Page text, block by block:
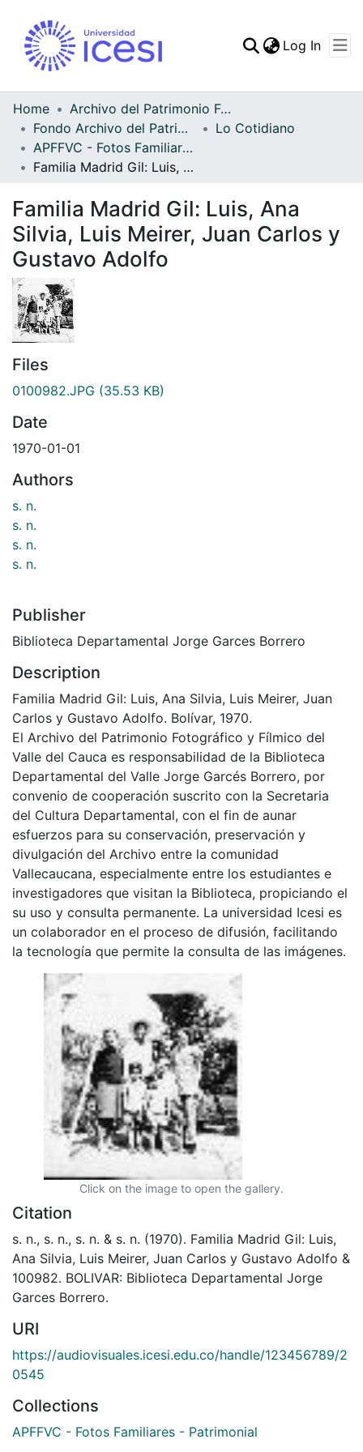
Statistics
Log In
Home
Archivo del Patrimonio Fotográfico y Fílmico del Valle del Cauca
Fondo Archivo del Patrimonio Fotográfico y Fílmico del Valle del Cauca
Lo Cotidiano
APFFVC - Fotos Familiares - Patrimonial
Familia Madrid Gil: Luis, Ana Silvia, Luis Meirer, Juan Carlos y Gustavo Adolfo
Familia Madrid Gil: Luis, Ana
Silvia, Luis Meirer, Juan Carlos y
Gustavo Adolfo
Files
0100982.JPG (35.53 KB)
Date
1970-01-01
Authors
s. n.
s. n.
s. n.
s. n.
Publisher
Biblioteca Departamental Jorge Garces Borrero
Description
Familia Madrid Gil: Luis, Ana Silvia, Luis Meirer, Juan
Carlos y Gustavo Adolfo. Bolívar, 1970.
El Archivo del Patrimonio Fotográfico y Fílmico del
Valle del Cauca es responsabilidad de la Biblioteca
Departamental del Valle Jorge Garcés Borrero, por
convenio de cooperación suscrito con la Secretaria
del Cultura Departamental, con el fin de aunar
esfuerzos para su conservación, preservación y
divulgación del Archivo entre la comunidad
Vallecaucana, especialmente entre los estudiantes e
investigadores que visitan la Biblioteca, propiciando el
su uso y consulta permanente. La universidad Icesi es
un colaborador en el proceso de difusión, facilitando
la tecnología que permite la consulta de las imágenes.
Click on the image to open the gallery.
Citation
s. n., s. n., s. n. & s. n. (1970). Familia Madrid Gil: Luis,
Ana Silvia, Luis Meirer, Juan Carlos y Gustavo Adolfo &
100982. BOLIVAR: Biblioteca Departamental Jorge
Garces Borrero.
URI
https://audiovisuales.icesi.edu.co/handle/123456789/2
0545
Collections
APFFVC - Fotos Familiares - Patrimonial